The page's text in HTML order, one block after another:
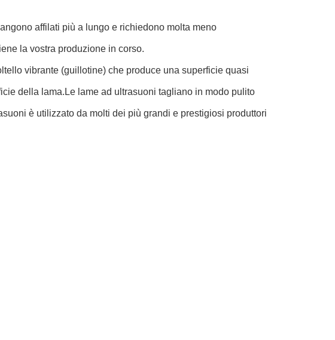
affilati più a lungo e richiedono molta meno
la vostra produzione in corso.
vibrante (guillotine) che produce una superficie quasi
della lama.Le lame ad ultrasuoni tagliano in modo pulito
è utilizzato da molti dei più grandi e prestigiosi produttori